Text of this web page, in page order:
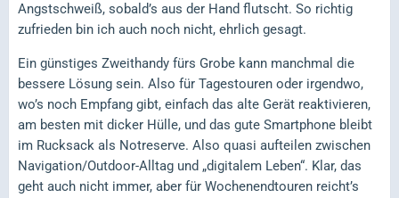
Angstschweiß, sobald’s aus der Hand flutscht. So richtig
zufrieden bin ich auch noch nicht, ehrlich gesagt.
Ein günstiges Zweithandy fürs Grobe kann manchmal die
bessere Lösung sein. Also für Tagestouren oder irgendwo,
wo’s noch Empfang gibt, einfach das alte Gerät reaktivieren,
am besten mit dicker Hülle, und das gute Smartphone bleibt
im Rucksack als Notreserve. Also quasi aufteilen zwischen
Navigation/Outdoor-Alltag und „digitalem Leben“. Klar, das
geht auch nicht immer, aber für Wochenendtouren reicht’s